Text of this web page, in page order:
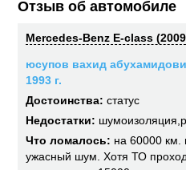
Отзыв об автомобиле
Mercedes-Benz E-class
юсупов вахид
1993 г.
Достоинства: статус
Недостатки:
Что ломалось: на 60000 км.
ужасный шум. Хотя ТО